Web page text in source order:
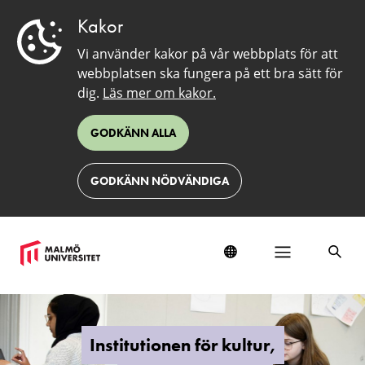
Kakor
Vi använder kakor på vår webbplats för att
webbplatsen ska fungera på ett bra sätt för
dig. Läs mer om kakor.
GODKÄNN ALLA
GODKÄNN NÖDVÄNDIGA
Institutionen
för
kultur,
språk Institutionen för kultur,